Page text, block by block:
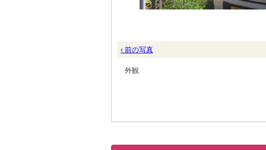
‹ 前の写真
外観